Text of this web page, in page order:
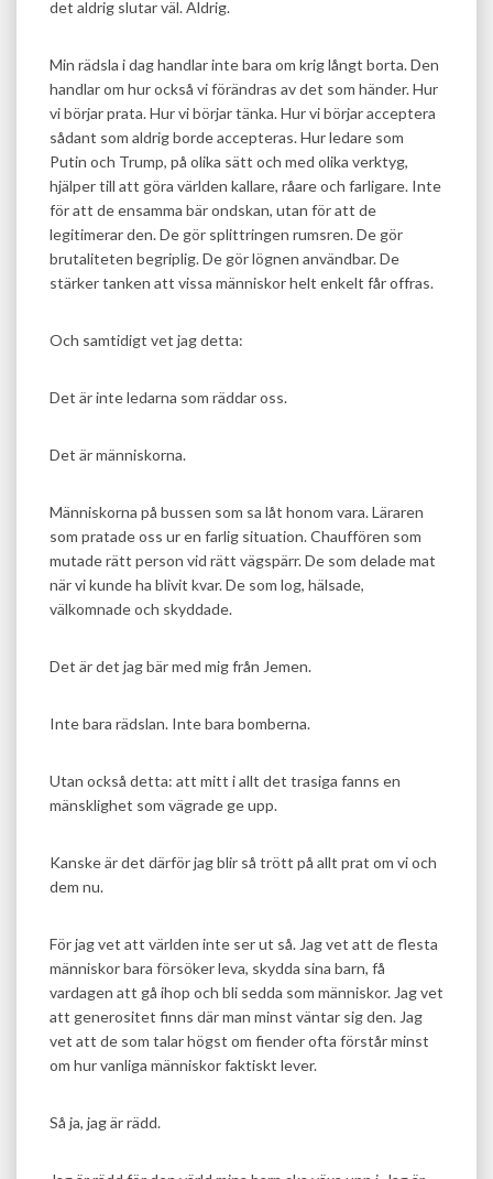
det aldrig slutar väl. Aldrig.
Min rädsla i dag handlar inte bara om krig långt borta. Den
handlar om hur också vi förändras av det som händer. Hur
vi börjar prata. Hur vi börjar tänka. Hur vi börjar acceptera
sådant som aldrig borde accepteras. Hur ledare som
Putin och Trump, på olika sätt och med olika verktyg,
hjälper till att göra världen kallare, råare och farligare. Inte
för att de ensamma bär ondskan, utan för att de
legitimerar den. De gör splittringen rumsren. De gör
brutaliteten begriplig. De gör lögnen användbar. De
stärker tanken att vissa människor helt enkelt får offras.
Och samtidigt vet jag detta:
Det är inte ledarna som räddar oss.
Det är människorna.
Människorna på bussen som sa låt honom vara. Läraren
som pratade oss ur en farlig situation. Chauffören som
mutade rätt person vid rätt vägspärr. De som delade mat
när vi kunde ha blivit kvar. De som log, hälsade,
välkomnade och skyddade.
Det är det jag bär med mig från Jemen.
Inte bara rädslan. Inte bara bomberna.
Utan också detta: att mitt i allt det trasiga fanns en
mänsklighet som vägrade ge upp.
Kanske är det därför jag blir så trött på allt prat om vi och
dem nu.
För jag vet att världen inte ser ut så. Jag vet att de flesta
människor bara försöker leva, skydda sina barn, få
vardagen att gå ihop och bli sedda som människor. Jag vet
att generositet finns där man minst väntar sig den. Jag
vet att de som talar högst om fiender ofta förstår minst
om hur vanliga människor faktiskt lever.
Så ja, jag är rädd.